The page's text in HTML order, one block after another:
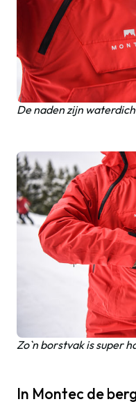
De naden zijn
Zo`n borstvak is super
In Montec de